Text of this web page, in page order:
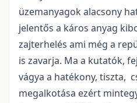
üzemanyagok alacsony
jelentős a káros anyag
zajterhelés ami még a
is zavarja. Ma a kutatók,
vágya a hatékony, tiszta,
megalkotása ezért